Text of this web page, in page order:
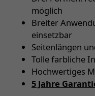
möglich
Breiter
einsetzbar
Seitenlängen
Tolle farbliche
Hochwertiges
5 Jahre